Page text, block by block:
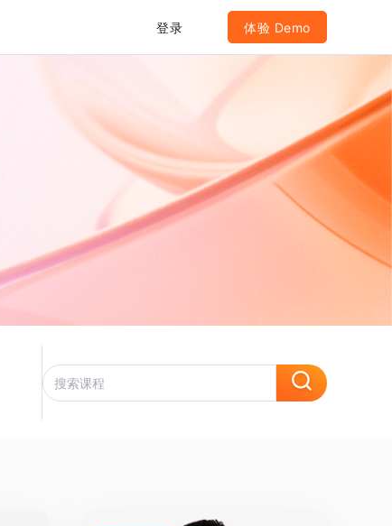
登录 体验 Demo